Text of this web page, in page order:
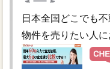
日本全国どこでも
物件を売りたい人に